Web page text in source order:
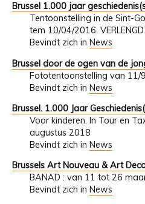
Brussel 1.000 jaar
Tentoonstelling in de Sint-
tem 10/04/2016.
Bevindt zich in News
Brussel door de ogen van de
Fototentoonstelling van
Bevindt zich in News
Brussel. 1.000 Jaar
Voor kinderen. In Tour en
augustus 2018
Bevindt zich in News
Brussels Art Nouveau & Art
BANAD : van 11 tot 26
Bevindt zich in News